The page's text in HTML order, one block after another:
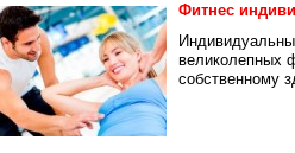
Фитнес
великолепных
собственному